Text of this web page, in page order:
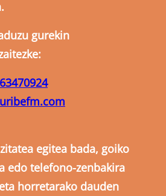
gurekin
egitea bada, goiko
edo telefono-zenbakira
horretarako dauden